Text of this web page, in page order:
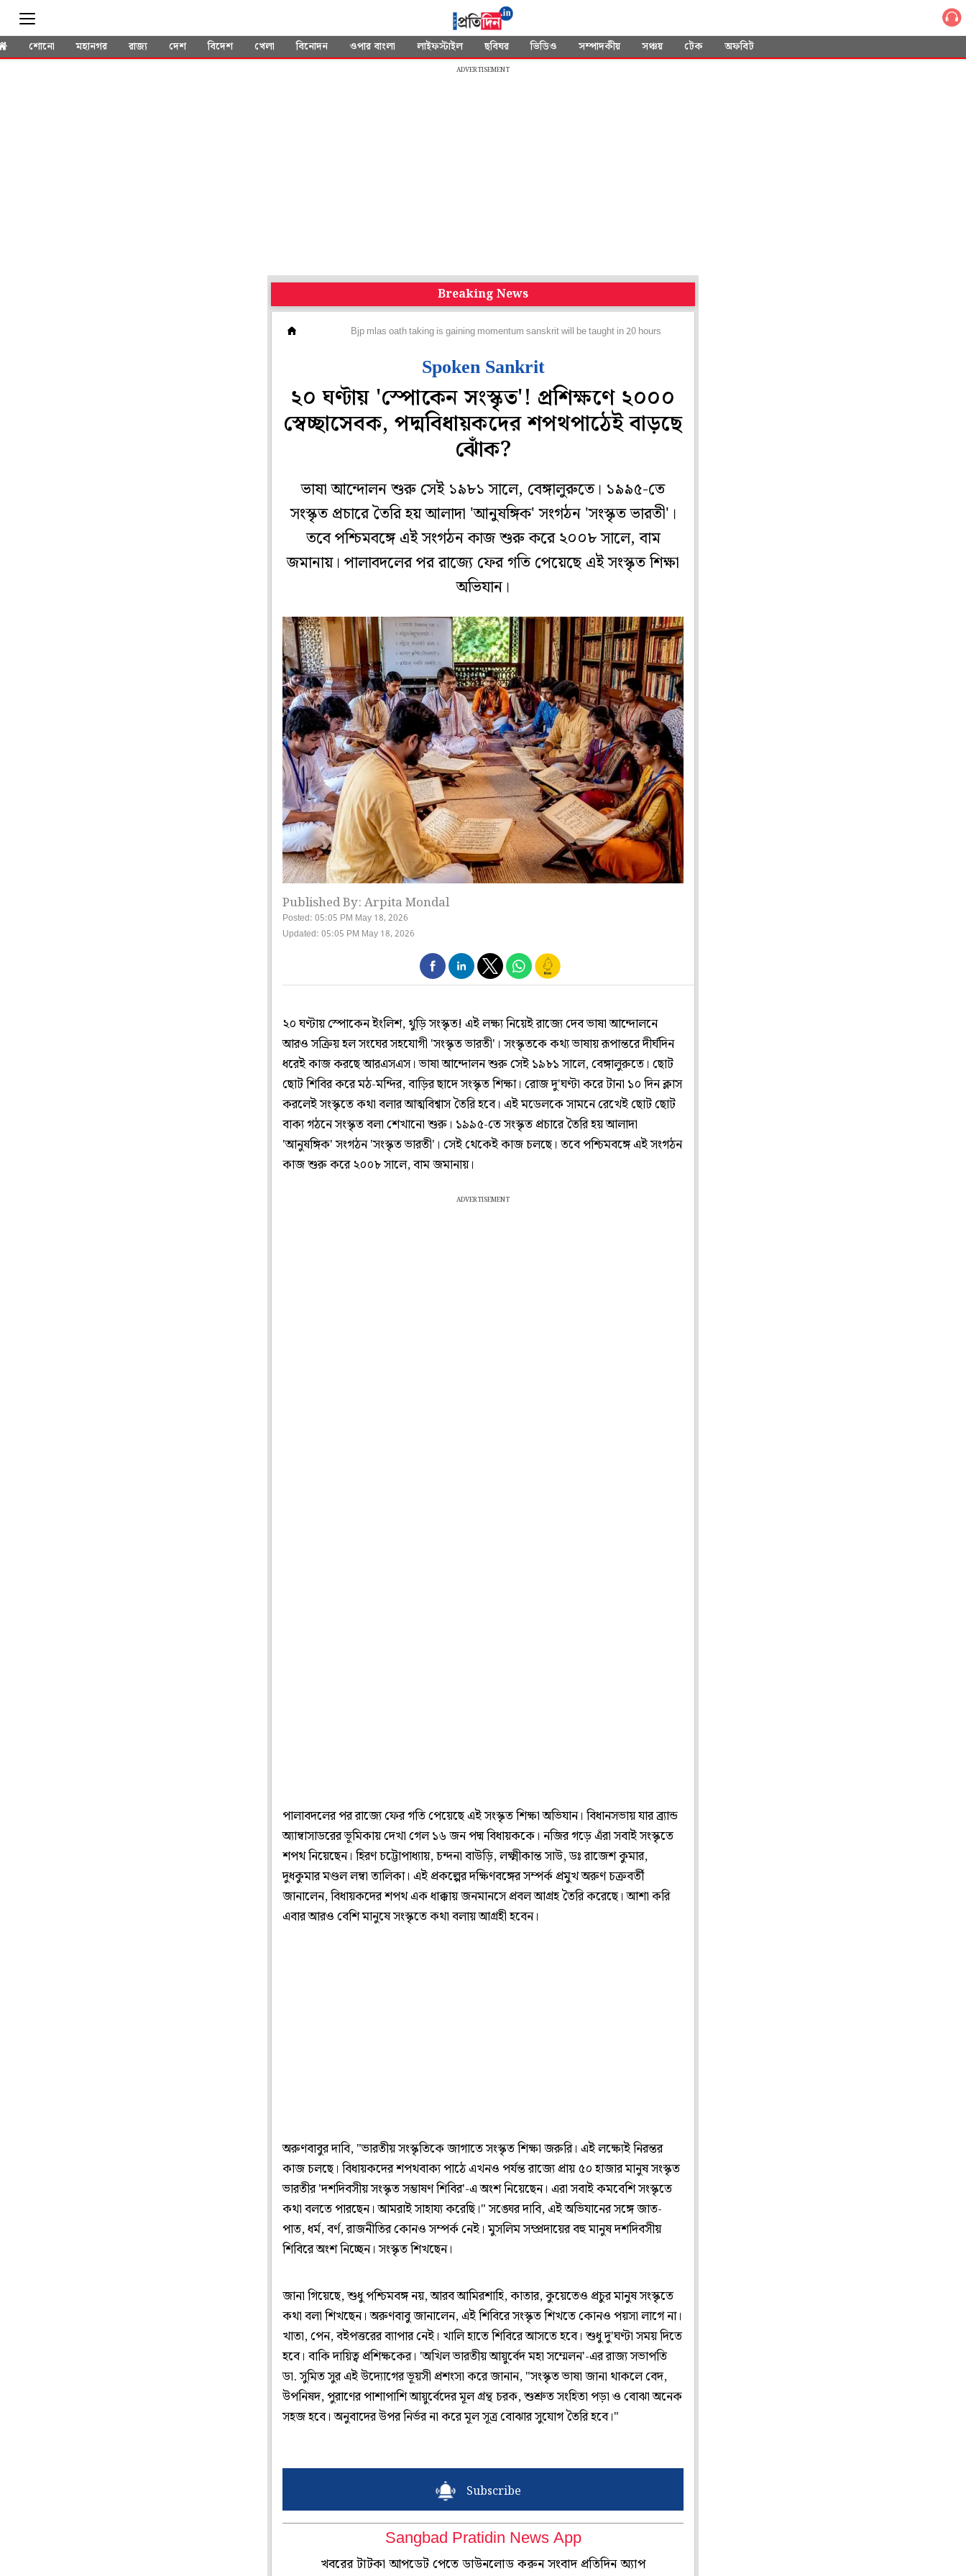
শোনো মহানগর রাজ্য দেশ বিদেশ খেলা বিনোদন ওপার বাংলা লাইফস্টাইল ছবিঘর ভিডিও সম্পাদকীয় সঞ্চয় টেক অফবিট
ADVERTISEMENT
Breaking News
Bjp mlas oath taking is gaining momentum sanskrit will be taught in 20 hours
Spoken Sankrit
২০ ঘণ্টায় 'স্পোকেন সংস্কৃত'! প্রশিক্ষণে ২০০০
স্বেচ্ছাসেবক, পদ্মবিধায়কদের শপথপাঠেই বাড়ছে
ঝোঁক?
ভাষা আন্দোলন শুরু সেই ১৯৮১ সালে, বেঙ্গালুরুতে। ১৯৯৫-তে
সংস্কৃত প্রচারে তৈরি হয় আলাদা 'আনুষঙ্গিক' সংগঠন 'সংস্কৃত ভারতী'।
তবে পশ্চিমবঙ্গে এই সংগঠন কাজ শুরু করে ২০০৮ সালে, বাম
জমানায়। পালাবদলের পর রাজ্যে ফের গতি পেয়েছে এই সংস্কৃত শিক্ষা
অভিযান।
Published By: Arpita Mondal
Posted: 05:05 PM May 18, 2026
Updated: 05:05 PM May 18, 2026
২০ ঘণ্টায় স্পোকেন ইংলিশ, থুড়ি সংস্কৃত! এই লক্ষ্য নিয়েই রাজ্যে দেব ভাষা আন্দোলনে
আরও সক্রিয় হল সংঘের সহযোগী 'সংস্কৃত ভারতী'। সংস্কৃতকে কথ্য ভাষায় রূপান্তরে দীর্ঘদিন
ধরেই কাজ করছে আরএসএস। ভাষা আন্দোলন শুরু সেই ১৯৮১ সালে, বেঙ্গালুরুতে। ছোট
ছোট শিবির করে মঠ-মন্দির, বাড়ির ছাদে সংস্কৃত শিক্ষা। রোজ দু'ঘণ্টা করে টানা ১০ দিন ক্লাস
করলেই সংস্কৃতে কথা বলার আত্মবিশ্বাস তৈরি হবে। এই মডেলকে সামনে রেখেই ছোট ছোট
বাক্য গঠনে সংস্কৃত বলা শেখানো শুরু। ১৯৯৫-তে সংস্কৃত প্রচারে তৈরি হয় আলাদা
'আনুষঙ্গিক' সংগঠন 'সংস্কৃত ভারতী'। সেই থেকেই কাজ চলছে। তবে পশ্চিমবঙ্গে এই সংগঠন
কাজ শুরু করে ২০০৮ সালে, বাম জমানায়।
ADVERTISEMENT
পালাবদলের পর রাজ্যে ফের গতি পেয়েছে এই সংস্কৃত শিক্ষা অভিযান। বিধানসভায় যার ব্র্যান্ড
অ্যাম্বাসাডরের ভূমিকায় দেখা গেল ১৬ জন পদ্ম বিধায়ককে। নজির গড়ে এঁরা সবাই সংস্কৃতে
শপথ নিয়েছেন। হিরণ চট্টোপাধ্যায়, চন্দনা বাউড়ি, লক্ষ্মীকান্ত সাউ, ডঃ রাজেশ কুমার,
দুধকুমার মণ্ডল লম্বা তালিকা। এই প্রকল্পের দক্ষিণবঙ্গের সম্পর্ক প্রমুখ অরুণ চক্রবর্তী
জানালেন, বিধায়কদের শপথ এক ধাক্কায় জনমানসে প্রবল আগ্রহ তৈরি করেছে। আশা করি
এবার আরও বেশি মানুষে সংস্কৃতে কথা বলায় আগ্রহী হবেন।
অরুণবাবুর দাবি, "ভারতীয় সংস্কৃতিকে জাগাতে সংস্কৃত শিক্ষা জরুরি। এই লক্ষ্যেই নিরন্তর
কাজ চলছে। বিধায়কদের শপথবাক্য পাঠে এখনও পর্যন্ত রাজ্যে প্রায় ৫০ হাজার মানুষ সংস্কৃত
ভারতীর 'দশদিবসীয় সংস্কৃত সম্ভাষণ শিবির'-এ অংশ নিয়েছেন। এরা সবাই কমবেশি সংস্কৃতে
কথা বলতে পারছেন। আমরাই সাহায্য করেছি।" সঙ্ঘের দাবি, এই অভিযানের সঙ্গে জাত-
পাত, ধর্ম, বর্ণ, রাজনীতির কোনও সম্পর্ক নেই। মুসলিম সম্প্রদায়ের বহু মানুষ দশদিবসীয়
শিবিরে অংশ নিচ্ছেন। সংস্কৃত শিখছেন।
জানা গিয়েছে, শুধু পশ্চিমবঙ্গ নয়, আরব আমিরশাহি, কাতার, কুয়েতেও প্রচুর মানুষ সংস্কৃতে
কথা বলা শিখছেন। অরুণবাবু জানালেন, এই শিবিরে সংস্কৃত শিখতে কোনও পয়সা লাগে না।
খাতা, পেন, বইপত্তরের ব্যাপার নেই। খালি হাতে শিবিরে আসতে হবে। শুধু দু'ঘণ্টা সময় দিতে
হবে। বাকি দায়িত্ব প্রশিক্ষকের। 'অখিল ভারতীয় আয়ুর্বেদ মহা সম্মেলন'-এর রাজ্য সভাপতি
ডা. সুমিত সুর এই উদ্যোগের ভূয়সী প্রশংসা করে জানান, "সংস্কৃত ভাষা জানা থাকলে বেদ,
উপনিষদ, পুরাণের পাশাপাশি আয়ুর্বেদের মূল গ্রন্থ চরক, শুশ্রুত সংহিতা পড়া ও বোঝা অনেক
সহজ হবে। অনুবাদের উপর নির্ভর না করে মূল সূত্র বোঝার সুযোগ তৈরি হবে।"
Subscribe
Sangbad Pratidin News App
খবরের টাটকা আপডেট পেতে ডাউনলোড করুন সংবাদ প্রতিদিন অ্যাপ